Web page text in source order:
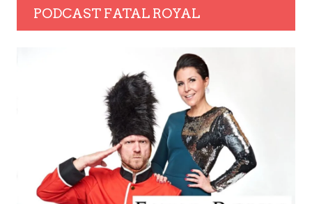
PODCAST FATAL ROYAL